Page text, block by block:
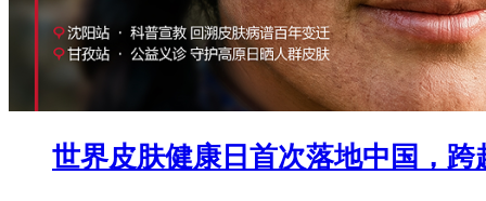
世界皮肤健康日首次落地中国，